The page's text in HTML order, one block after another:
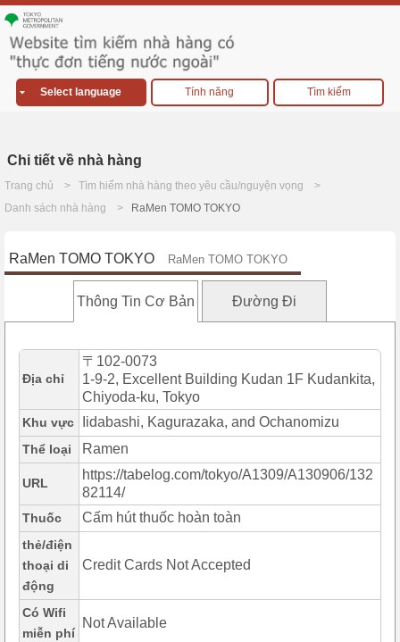
Select language Tính năng Tìm kiếm
Chi tiết về nhà hàng
Trang chủ
Tìm hiếm nhà hàng theo yêu cầu/nguyện vọng
Danh sách nhà hàng
RaMen TOMO TOKYO
RaMen TOMO TOKYO RaMen TOMO TOKYO
Thông Tin Cơ Bản Đường Đi
Địa chỉ
〒102-0073
1-9-2, Excellent Building Kudan 1F Kudankita,
Chiyoda-ku, Tokyo
Khu vực Iidabashi, Kagurazaka, and Ochanomizu
Thể loại Ramen
URL
https://tabelog.com/tokyo/A1309/A130906/132
82114/
Thuốc Cấm hút thuốc hoàn toàn
thẻ/điện
thoại di
động
Credit Cards Not Accepted
Có Wifi
miễn phí
Not Available